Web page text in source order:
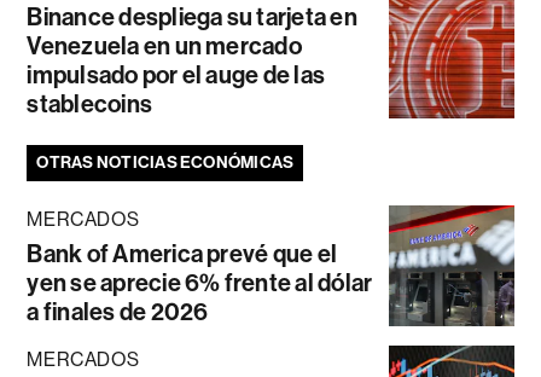
Binance despliega su tarjeta en
Venezuela en un mercado
impulsado por el auge de las
stablecoins
OTRAS NOTICIAS ECONÓMICAS
MERCADOS
Bank of America prevé que el
yen se aprecie 6% frente al dólar
a finales de 2026
MERCADOS